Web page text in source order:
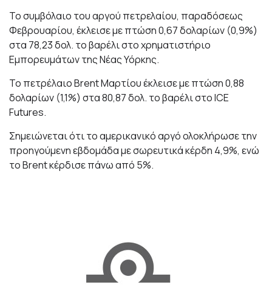
Το συμβόλαιο του αργού πετρελαίου, παραδόσεως
Φεβρουαρίου, έκλεισε με πτώση 0,67 δολαρίων (0,9%)
στα 78,23 δολ. το βαρέλι στο χρηματιστήριο
Εμπορευμάτων της Νέας Υόρκης.
Το πετρέλαιο Brent Μαρτίου έκλεισε με πτώση 0,88
δολαρίων (1,1%) στα 80,87 δολ. το βαρέλι στο ICE
Futures.
Σημειώνεται ότι το αμερικανικό αργό ολοκλήρωσε την
προηγούμενη εβδομάδα με σωρευτικά κέρδη 4,9%, ενώ
το Brent κέρδισε πάνω από 5%.